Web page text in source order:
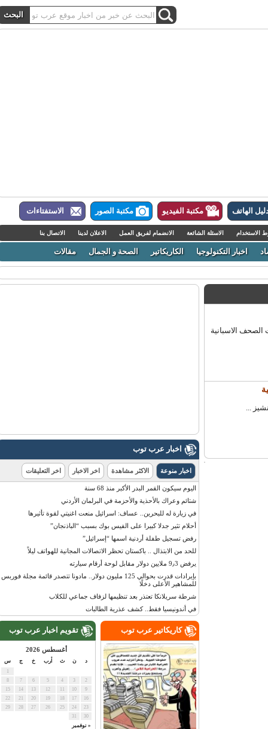
الهاتف مكتبة الفيديو مكتبة الصور الاستفتاءات
الاسئلة الشائعة الانضمام لفريق العمل الاعلان لدينا الاتصال بنا
اخبار التكنولوجيا الكاريكاتير الصحة و الجمال مقالات
الاسبانية
...
اخبار عرب توب
اخبار منوعة الاكثر مشاهدة اخر الاخبار اخر التعليقات
اليوم سيكون القمر البدر الأكبر منذ 68 سنة
شتائم وعراك بالأحذية والأحزمة في البرلمان الأردني
في زيارة له للبحرين.. عساف: اسرائيل منعت اغنيتي لقوة تأثيرها
أحلام تثير جدلا كبيرا على الفيس بوك بسبب “الباذنجان”
رفض تسجيل طفلة أردنية اسمها “إسرائيل”
للحد من الابتذال .. باكستان تحظر الاتصالات المجانية للهواتف ليلاً
يرفض 9٫3 ملايين دولار مقابل لوحة أرقام سيارته
بإيرادات قدرت بحوالي 125 مليون دولار.. مادونا تتصدر قائمة مجلة فوربس
للمشاهير الأعلى دخلًا
شرطة سريلانكا تعتذر بعد تنظيمها لزفاف جماعي للكلاب
في أندونيسيا فقط.. كشف عذرية الطالبات
تقويم اخبار عرب توب
أغسطس 2026
أرب س
« نوفمبر
كاريكاتير عرب توب